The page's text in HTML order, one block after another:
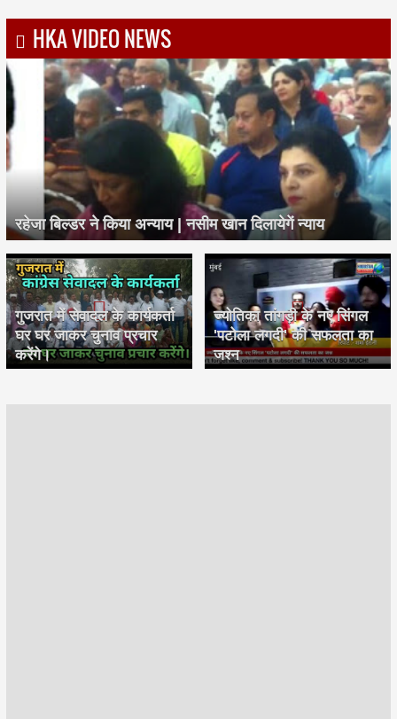
HKA VIDEO NEWS
रहेजा बिल्डर ने किया अन्याय | नसीम खान दिलायेगें न्याय
गुजरात में सेवादल के कार्यकर्ता
घर घर जाकर चुनाव प्रचार
करेंगे।
ज्योतिका तांगड़ी के नए सिंगल
'पटोला लगदी' की सफलता का
जश्न